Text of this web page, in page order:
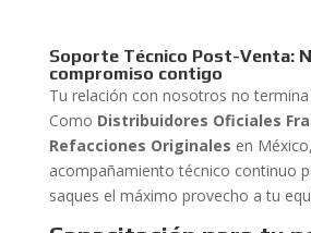
Soporte Técnico Post-Venta:
compromiso contigo
Tu relación con nosotros no termina
Como Distribuidores Oficiales
Refacciones Originales en
acompañamiento técnico continuo
saques el máximo provecho a tu